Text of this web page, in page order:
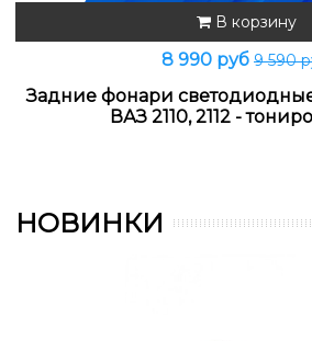
В корзину
8 990 руб 9 590
Задние фонари
ВАЗ 2110, 2112 -
НОВИНКИ